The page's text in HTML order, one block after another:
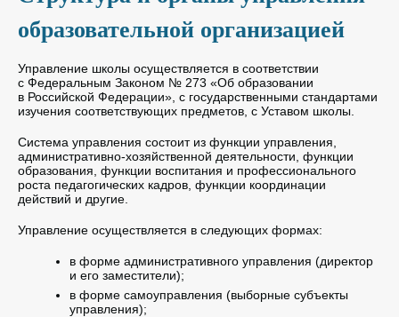
образовательной организацией
Управление школы осуществляется в соответствии
с Федеральным Законом № 273 «Об образовании
в Российской Федерации», с государственными стандартами
изучения соответствующих предметов, с Уставом школы.
Система управления состоит из функции управления,
административно-хозяйственной деятельности, функции
образования, функции воспитания и профессионального
роста педагогических кадров, функции координации
действий и другие.
Управление осуществляется в следующих формах:
в форме административного управления (директор
и его заместители);
в форме самоуправления (выборные субъекты
управления);